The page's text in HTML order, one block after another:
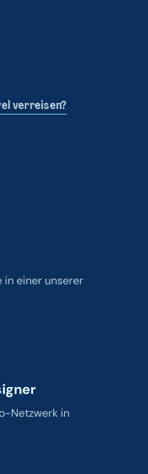
verreisen?
in einer unserer
Netzwerk in